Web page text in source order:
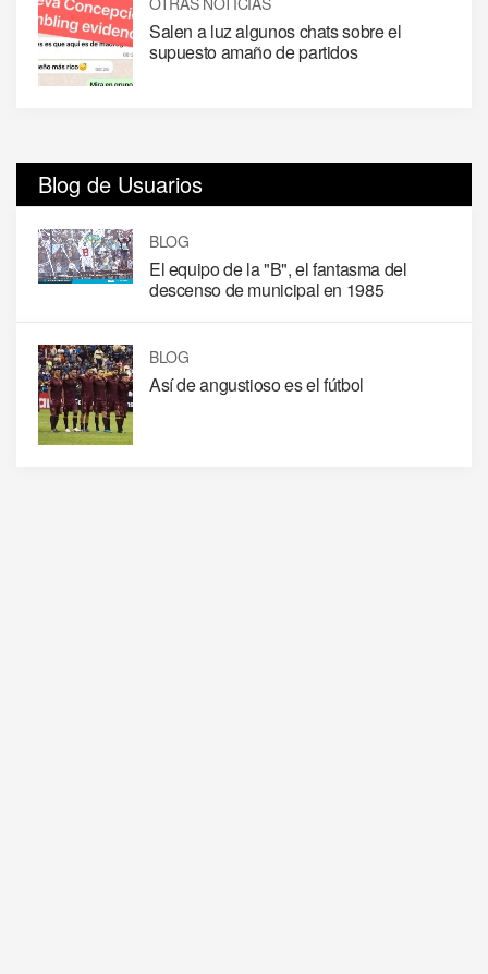
Salen a luz algunos chats sobre el
supuesto amaño de partidos
Blog de Usuarios
BLOG
El equipo de la "B", el fantasma del
descenso de municipal en 1985
BLOG
Así de angustioso es el fútbol